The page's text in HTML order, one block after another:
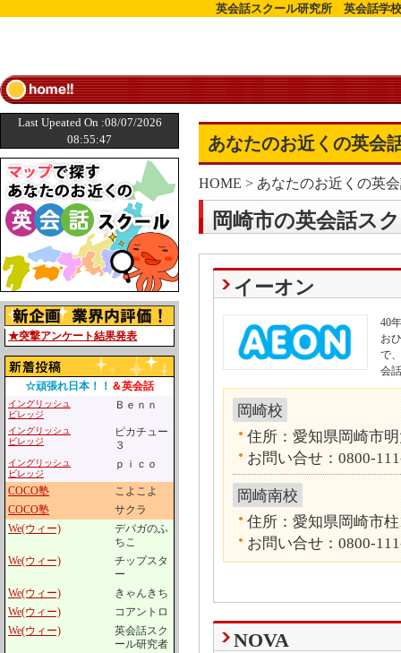
英会話スクール研究所 英会話学
Last Upeated On :08/07/2026
08:55:47
★突撃アンケート結果発表
☆頑張れ日本！！ ＆英会話
イングリッシュ
ビレッジ
Ｂｅｎｎ
イングリッシュ
ビレッジ
ピカチュー
３
イングリッシュ
ビレッジ
ｐｉｃｏ
COCO塾
こよこよ
COCO塾
サクラ
We(ウィー)
デパガのふ
ちこ
We(ウィー)
チップスタ
ー
We(ウィー)
きゃんきち
We(ウィー)
コアントロ
We(ウィー)
英会話スク
ール研究者
あなたのお近くの英会
HOME > あなたのお近くの英
岡崎市の英会話ス
イーオン
40
お
で
会
岡崎校
住所：愛知県岡崎市
お問い合せ：0800-
岡崎南校
住所：愛知県岡崎市
お問い合せ：0800-
NOVA